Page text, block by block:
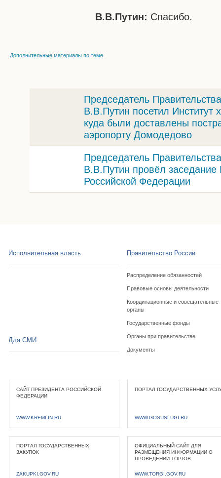
В.В.Путин: Спасибо.
Дополнительные материалы по теме
Председатель
В.В.Путин посетил Институт
куда были доставлены
аэропорту Домодедово
Председатель
В.В.Путин провёл
Российской Федерации
Исполнительная власть Правительство России
Распределение обязанностей
Правовые основы деятельности
Координационные и совещательные
органы
Государственные фонды
Органы при правительстве
Документы
Для СМИ
САЙТ ПРЕЗИДЕНТА РОССИЙСКОЙ
ФЕДЕРАЦИИ
WWW.KREMLIN.RU
ПОРТАЛ ГОСУДАРСТВЕННЫХ
WWW.GOSUSLUGI.RU
ПОРТАЛ ГОСУДАРСТВЕННЫХ
ЗАКУПОК
ZAKUPKI.GOV.RU
ОФИЦИАЛЬНЫЙ САЙТ ДЛЯ
РАЗМЕЩЕНИЯ ИНФОРМАЦИИ О
ПРОВЕДЕНИИ ТОРГОВ
WWW.TORGI.GOV.RU